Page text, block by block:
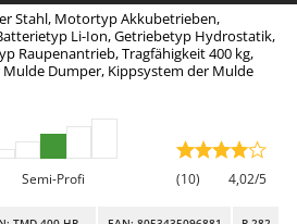
- Motorschubkarren
Stahl, Motortyp Akkubetrieben,
Li-Ion, Getriebetyp Hydrostatik,
Raupenantrieb, Tragfähigkeit 400 kg,
Mulde Dumper, Kippsystem der Mulde
Semi-Profi (10) 4,02/5